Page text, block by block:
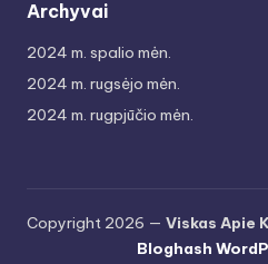
Archyvai
2024 m. spalio mėn.
2024 m. rugsėjo mėn.
2024 m. rugpjūčio mėn.
Copyright 2026 — Viskas Apie
Bloghash